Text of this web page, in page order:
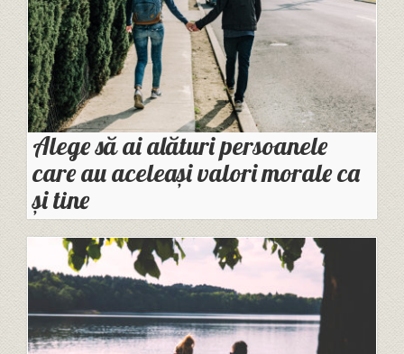
Alege să ai alături persoanele
care au aceleași valori morale ca
și tine